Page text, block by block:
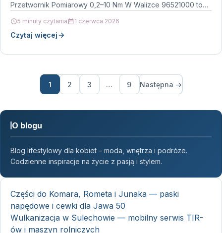
Przetwornik Pomiarowy 0,2–10 Nm W Walizce 96521000 to
5 minuty czytania 1 czerwca 2026
Czytaj więcej
1 2 3 … 9 Następna →
O blogu
Blog lifestylowy dla kobiet – moda, wnętrza i podróże.
Codzienne inspiracje na życie z pasją i stylem.
Części do Komara, Rometa i Junaka — paski
napędowe i cewki dla Jawa 50
Wulkanizacja w Sulechowie — mobilny serwis TIR-
ów i maszyn rolniczych